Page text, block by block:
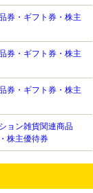
券・ギフト券・株主
券・ギフト券・株主
券・ギフト券・株主
ョン雑貨関連商品
株主優待券